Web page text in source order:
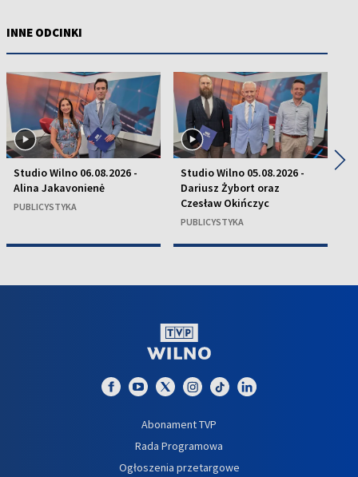
INNE ODCINKI
Studio Wilno 06.08.2026 -
Alina Jakavonienė
PUBLICYSTYKA
Studio Wilno 05.08.2026 -
Dariusz Żybort oraz
Czesław Okińczyc
PUBLICYSTYKA
▶
Abonament TVP
Rada Programowa
Ogłoszenia przetargowe